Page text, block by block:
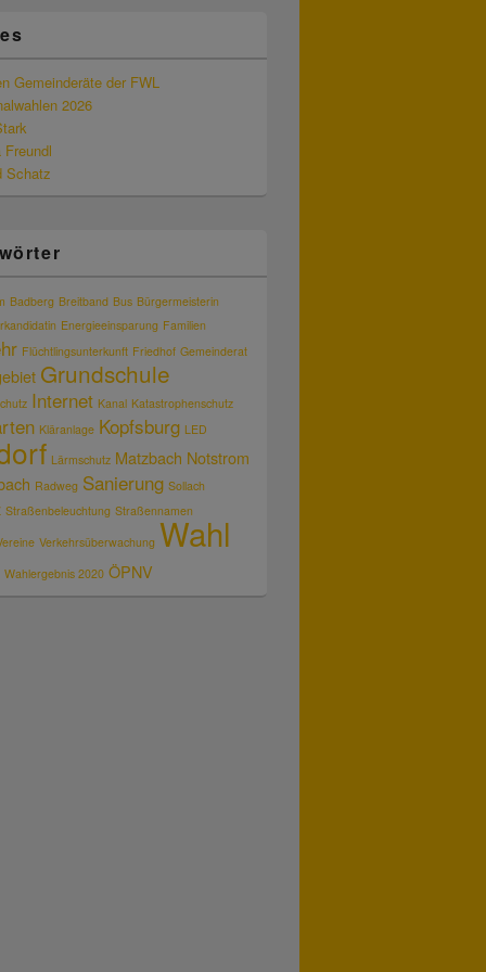
Gemeinderäte der FWL
2026
Freundl
Schatz
Badberg Breitband Bus Bürgermeisterin
Energieeinsparung Familien
Flüchtlingsunterkunft Friedhof Gemeinderat
Grundschule
Internet Kanal Katastrophenschutz
Kläranlage Kopfsburg LED
Lärmschutz Matzbach Notstrom
Radweg Sanierung Sollach
Straßenbeleuchtung Straßennamen
Verkehrsüberwachung Wahl
Wahlergebnis 2020 ÖPNV